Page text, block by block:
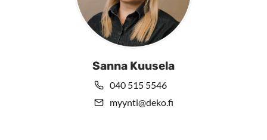
Sanna Kuusela
040 515 5546
myynti@deko.fi